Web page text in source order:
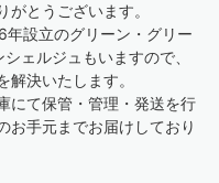
とうございます。
設立のグリーン・グリー
ェルジュもいますので、
決いたします。
にて保管・管理・発送を行
お手元までお届けしており